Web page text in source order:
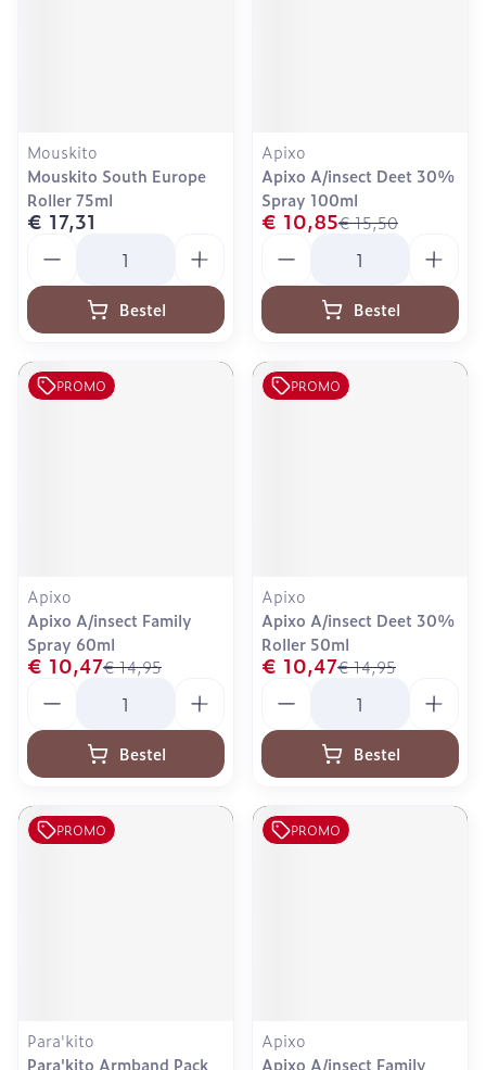
Mouskito
Mouskito South Europe
Roller 75ml
€ 17,31
Bestel
Apixo
Apixo A/insect Deet 30%
Spray 100ml
€ 15,50
€ 10,85
Bestel
PROMO
Apixo
Apixo A/insect Family
Spray 60ml
€ 14,95
€ 10,47
Bestel
PROMO
Apixo
Apixo A/insect Deet 30%
Roller 50ml
€ 14,95
€ 10,47
Bestel
PROMO
Para'kito
Para'kito Armband Pack
PROMO
Apixo
Apixo A/insect Family